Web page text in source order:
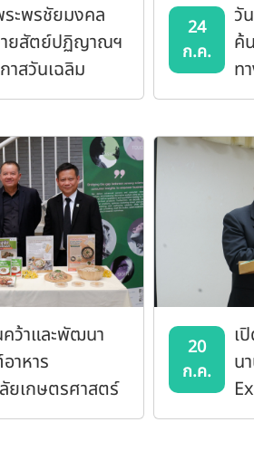
ะพรชัยมงคล
ายสัตย์ปฏิญาณฯ
าสวันเฉลิม
รษา พระบาท
24
ก.ค.
วั
ค้
ท
อุ
ว้าและพัฒนา
าหาร
ยเกษตรศาสตร์
ทรรศการและ
20
ก.ค.
เ
น